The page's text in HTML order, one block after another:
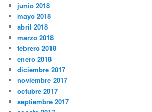
junio 2018
mayo 2018
abril 2018
marzo 2018
febrero 2018
enero 2018
diciembre 2017
noviembre 2017
octubre 2017
septiembre 2017